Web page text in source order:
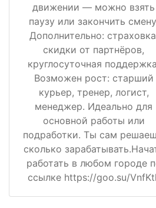
движении — можно взять
паузу или закончить
Дополнительно:
скидки от партнёров,
круглосуточная
Возможен рост: старший
курьер, тренер, логист,
менеджер. Идеально для
основной работы или
подработки. Ты сам
сколько
работать в любом городе
ссылке https://goo.su/